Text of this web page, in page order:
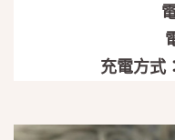
充電方